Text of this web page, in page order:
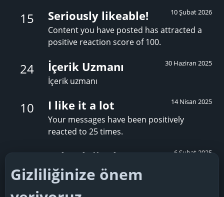
15 10 Şubat 2026
Seriously likeable!
Content you have posted has attracted a
positive reaction score of 100.
24 30 Haziran 2025
İçerik Uzmanı
İçerik uzmanı
10 14 Nisan 2025
I like it a lot
Your messages have been positively
reacted to 25 times.
6 Şubat 2025
Teknoloji Çılgını
Kullanıcılar mesajlarınızdan birine olumlu
tepki verdi. Daha fazlası için böyle
yayınlamaya devam edin!
Gizliliğinize önem